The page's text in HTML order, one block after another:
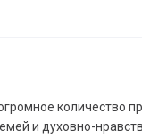
количество
и духовно-